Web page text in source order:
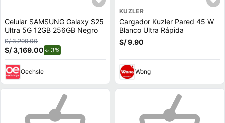
Celular SAMSUNG Galaxy S25
Ultra 5G 12GB 256GB Negro
S/ 3,299.00
S/ 3,169.00 3%
Oechsle
KUZLER
Cargador Kuzler Pared 45 W
Blanco Ultra Rápida
S/ 9.90
Wong